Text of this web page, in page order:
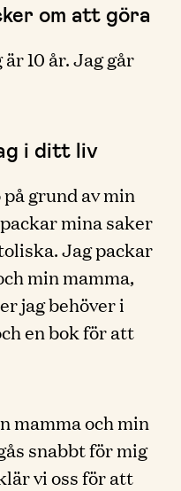
om att göra
10 år. Jag går
i ditt liv
grund av min
mina saker
Jag packar
min mamma,
jag behöver i
en bok för att
mamma och min
snabbt för mig
vi oss för att